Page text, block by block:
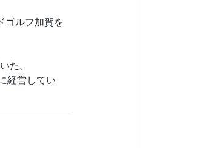
ゴルフ加賀を
た。
経営してい